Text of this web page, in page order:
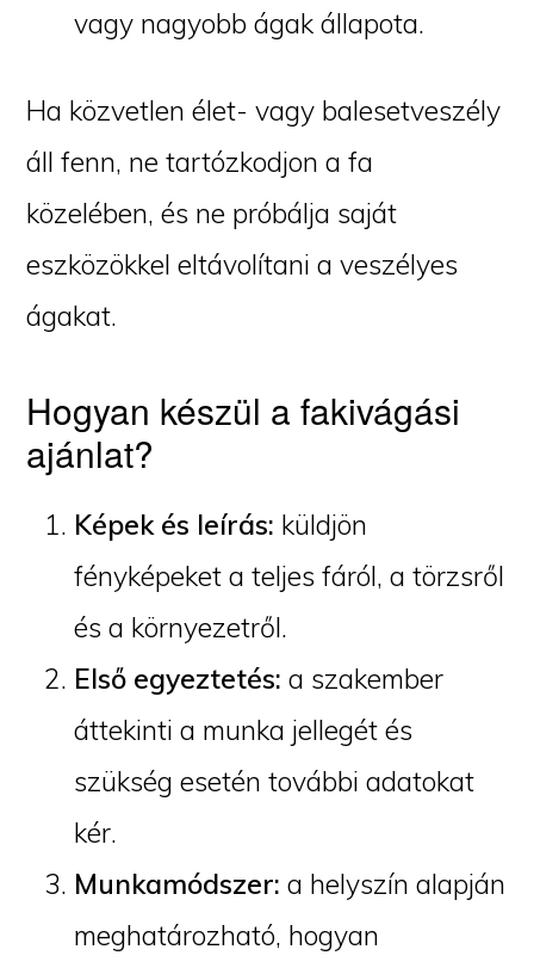
vagy nagyobb ágak állapota.
Ha közvetlen élet- vagy balesetveszély
áll fenn, ne tartózkodjon a fa
közelében, és ne próbálja saját
eszközökkel eltávolítani a veszélyes
ágakat.
Hogyan készül a fakivágási
ajánlat?
Képek és leírás: küldjön
fényképeket a teljes fáról, a törzsről
és a környezetről.
Első egyeztetés: a szakember
áttekinti a munka jellegét és
szükség esetén további adatokat
kér.
Munkamódszer: a helyszín alapján
meghatározható, hogyan